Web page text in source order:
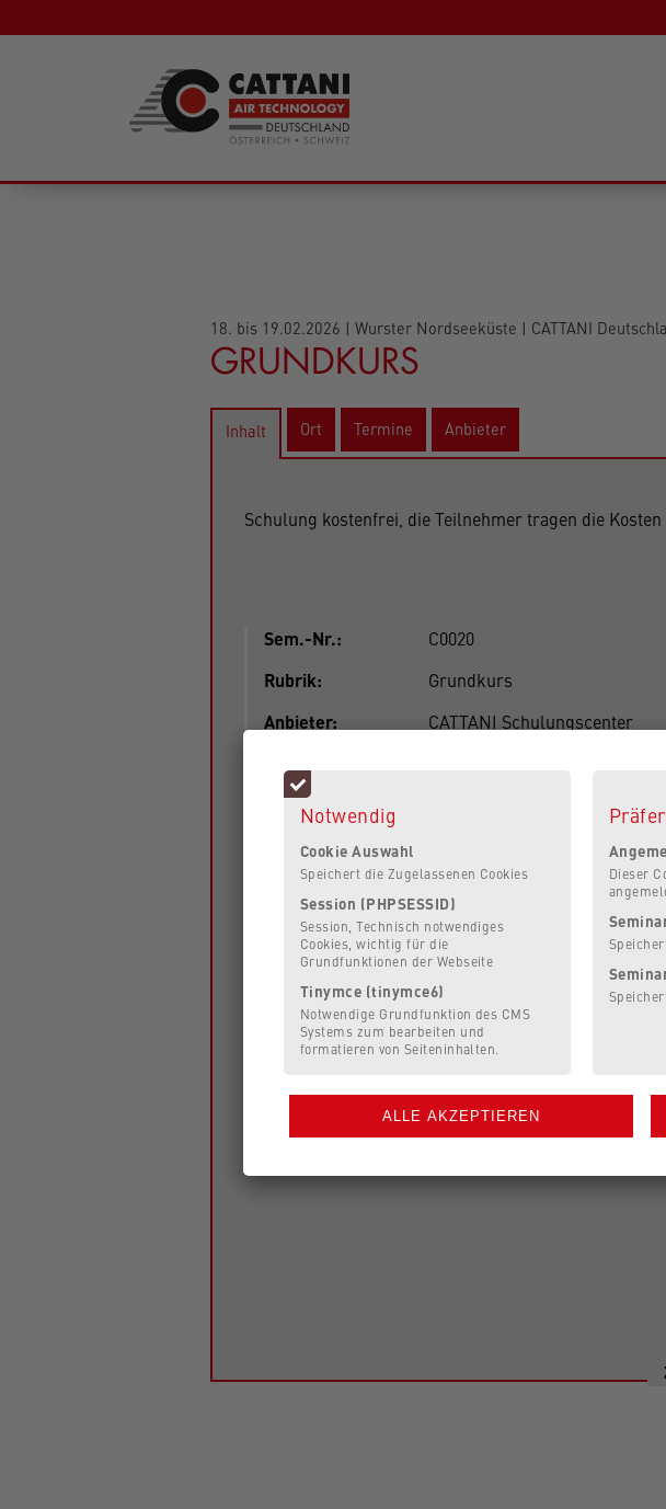
Notwendig
Cookie Auswahl
Speichert die Zugelassenen Cookies
Session (PHPSESSID)
Session, Technisch notwendiges
Cookies, wichtig für die
Grundfunktionen der Webseite
Tinymce (tinymce6)
Notwendige Grundfunktion des CMS
Systems zum bearbeiten und
formatieren von Seiteninhalten.
Dieser
18. bis 19.02.2026 | Wurster Nordseeküste | CATTANI
GRUNDKURS
Inhalt Ort Termine Anbieter
Schulung kostenfrei, die Teilnehmer tragen die
Sem.-Nr.:
C0020
Rubrik:
Grundkurs
Anbieter:
CATTANI Schulungscenter
Kosten:
Das Angebot ist kostenlos